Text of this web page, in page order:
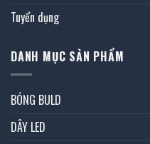
Tuyển dụng
DANH MỤC SẢN PHẨM
BÓNG BULD
DÂY LED